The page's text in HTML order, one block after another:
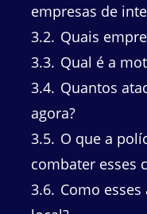
empresas de
3.2 Quais
3.3 Qual é a
3.4 Quantos
agora?
3.5 O que a
combater esses
3.6 Como